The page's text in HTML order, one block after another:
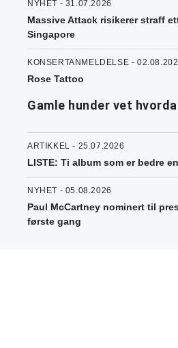
NYHET - 31.07.2026
Massive Attack risikerer straff
Singapore
KONSERTANMELDELSE -
Rose Tattoo
Gamle hunder vet
ARTIKKEL - 25.07.2026
LISTE: Ti album som er bedre
NYHET - 05.08.2026
Paul McCartney nominert til
første gang